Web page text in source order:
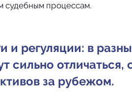
судебным процессам.
и регуляции: в
сильно
за рубежом.